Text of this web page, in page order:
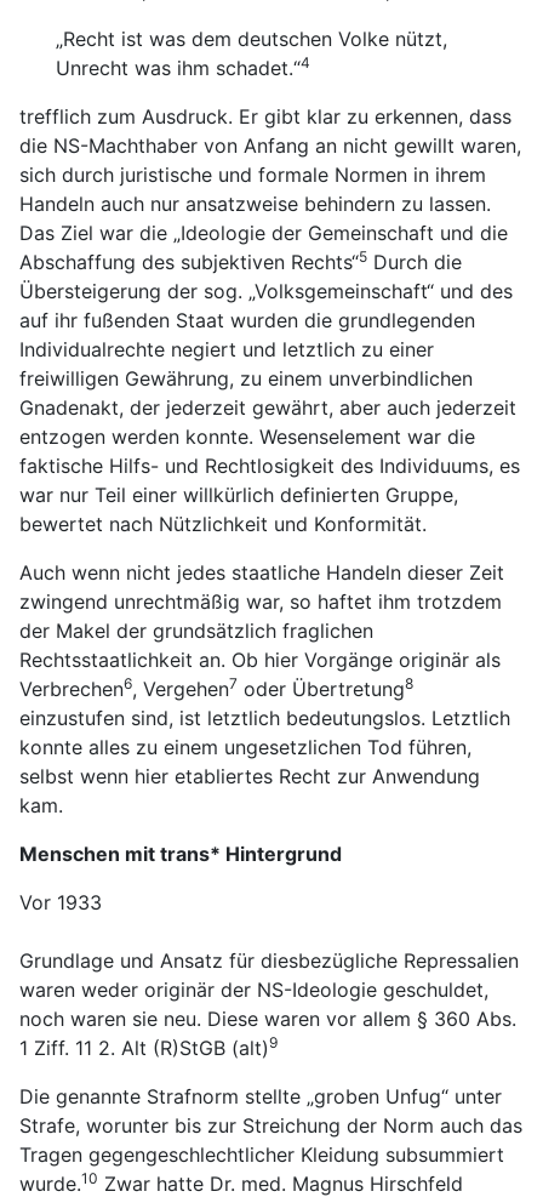
„Recht ist was dem deutschen Volke nützt,
Unrecht was ihm schadet.“4
trefflich zum Ausdruck. Er gibt klar zu erkennen, dass
die NS-Machthaber von Anfang an nicht gewillt waren,
sich durch juristische und formale Normen in ihrem
Handeln auch nur ansatzweise behindern zu lassen.
Das Ziel war die „Ideologie der Gemeinschaft und die
Abschaffung des subjektiven Rechts“5 Durch die
Übersteigerung der sog. „Volksgemeinschaft“ und des
auf ihr fußenden Staat wurden die grundlegenden
Individualrechte negiert und letztlich zu einer
freiwilligen Gewährung, zu einem unverbindlichen
Gnadenakt, der jederzeit gewährt, aber auch jederzeit
entzogen werden konnte. Wesenselement war die
faktische Hilfs- und Rechtlosigkeit des Individuums, es
war nur Teil einer willkürlich definierten Gruppe,
bewertet nach Nützlichkeit und Konformität.
Auch wenn nicht jedes staatliche Handeln dieser Zeit
zwingend unrechtmäßig war, so haftet ihm trotzdem
der Makel der grundsätzlich fraglichen
Rechtsstaatlichkeit an. Ob hier Vorgänge originär als
Verbrechen6, Vergehen7 oder Übertretung8
einzustufen sind, ist letztlich bedeutungslos. Letztlich
konnte alles zu einem ungesetzlichen Tod führen,
selbst wenn hier etabliertes Recht zur Anwendung
kam.
Menschen mit trans* Hintergrund
Vor 1933
Grundlage und Ansatz für diesbezügliche Repressalien
waren weder originär der NS-Ideologie geschuldet,
noch waren sie neu. Diese waren vor allem § 360 Abs.
1 Ziff. 11 2. Alt (R)StGB (alt)9
Die genannte Strafnorm stellte „groben Unfug“ unter
Strafe, worunter bis zur Streichung der Norm auch das
Tragen gegengeschlechtlicher Kleidung subsummiert
wurde.10 Zwar hatte Dr. med. Magnus Hirschfeld